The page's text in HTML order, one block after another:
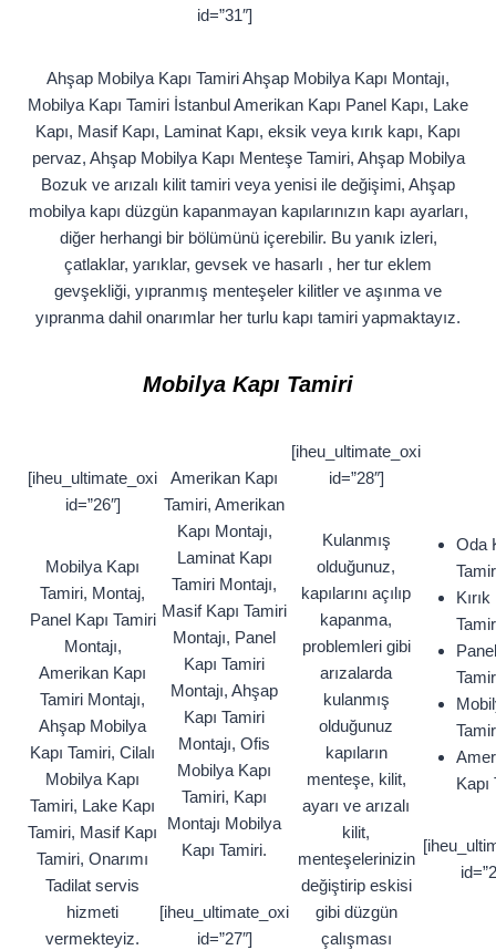
id=”31″]
Ahşap Mobilya Kapı Tamiri Ahşap Mobilya Kapı Montajı,
Mobilya Kapı Tamiri İstanbul Amerikan Kapı Panel Kapı, Lake
Kapı, Masif Kapı, Laminat Kapı, eksik veya kırık kapı, Kapı
pervaz, Ahşap Mobilya Kapı Menteşe Tamiri, Ahşap Mobilya
Bozuk ve arızalı kilit tamiri veya yenisi ile değişimi, Ahşap
mobilya kapı düzgün kapanmayan kapılarınızın kapı ayarları,
diğer herhangi bir bölümünü içerebilir. Bu yanık izleri,
çatlaklar, yarıklar, gevsek ve hasarlı , her tur eklem
gevşekliği, yıpranmış menteşeler kilitler ve aşınma ve
yıpranma dahil onarımlar her turlu kapı tamiri yapmaktayız.
Mobilya Kapı Tamiri
[iheu_ultimate_oxi
id=”26″]
Mobilya Kapı
Tamiri, Montaj,
Panel Kapı Tamiri
Montajı,
Amerikan Kapı
Tamiri Montajı,
Ahşap Mobilya
Kapı Tamiri, Cilalı
Mobilya Kapı
Tamiri, Lake Kapı
Tamiri, Masif Kapı
Tamiri, Onarımı
Tadilat servis
hizmeti
vermekteyiz.
Amerikan Kapı
Tamiri, Amerikan
Kapı Montajı,
Laminat Kapı
Tamiri Montajı,
Masif Kapı Tamiri
Montajı, Panel
Kapı Tamiri
Montajı, Ahşap
Kapı Tamiri
Montajı, Ofis
Mobilya Kapı
Tamiri, Kapı
Montajı Mobilya
Kapı Tamiri.
[iheu_ultimate_oxi
id=”27″]
[iheu_ultimate_oxi
id=”28″]
Kulanmış
olduğunuz,
kapılarını açılıp
kapanma,
problemleri gibi
arızalarda
kulanmış
olduğunuz
kapıların
menteşe, kilit,
ayarı ve arızalı
kilit,
menteşelerinizin
değiştirip eskisi
gibi düzgün
çalışması
Oda
Kapı